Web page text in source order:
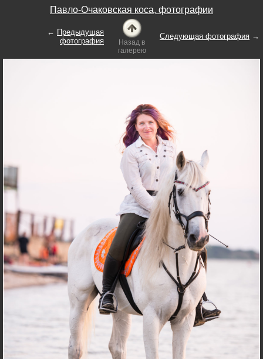
Павло-Очаковская коса, фотографии
← Предыдущая
фотография
Назад в
галерею
Следующая фотография →